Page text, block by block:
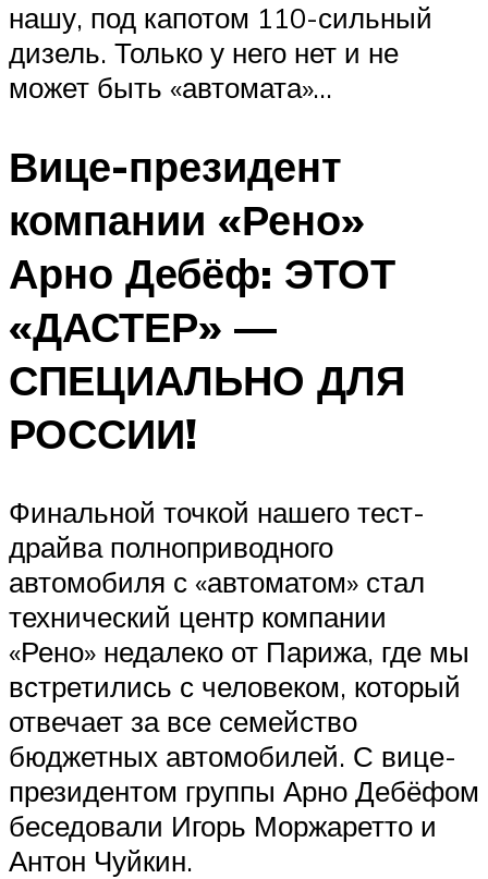
нашу, под капотом 110-сильный
дизель. Только у него нет и не
может быть «автомата»…
Вице-президент
компании «Рено»
Арно Дебёф: ЭТОТ
«ДАСТЕР» —
СПЕЦИАЛЬНО ДЛЯ
РОССИИ!
Финальной точкой нашего тест-
драйва полноприводного
автомобиля с «автоматом» стал
технический центр компании
«Рено» недалеко от Парижа, где мы
встретились с человеком, который
отвечает за все семейство
бюджетных автомобилей. С вице-
президентом группы Арно Дебёфом
беседовали Игорь Моржаретто и
Антон Чуйкин.